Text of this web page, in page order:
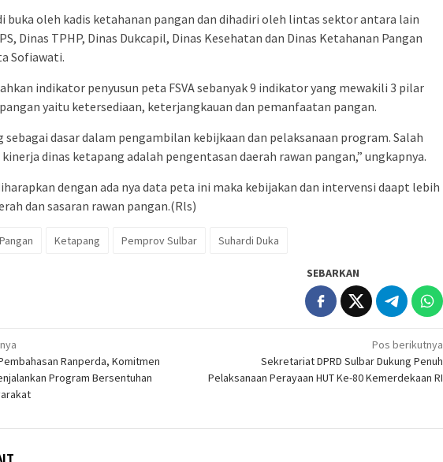
buka oleh kadis ketahanan pangan dan dihadiri oleh lintas sektor antara lain
Dinas TPHP, Dinas Dukcapil, Dinas Kesehatan dan Dinas Ketahanan Pangan
Sofiawati.
indikator penyusun peta FSVA sebanyak 9 indikator yang mewakili 3 pilar
yaitu ketersediaan, keterjangkauan dan pemanfaatan pangan.
sebagai dasar dalam pengambilan kebijkaan dan pelaksanaan program. Salah
dinas ketapang adalah pengentasan daerah rawan pangan,” ungkapnya.
dengan ada nya data peta ini maka kebijakan dan intervensi daapt lebih
dan sasaran rawan pangan.(Rls)
Ketapang Pemprov Sulbar Suhardi Duka
SEBARKAN
Ranperda, Komitmen
Program Bersentuhan
Pos berikutnya
Sekretariat DPRD Sulbar Dukung Penuh
Pelaksanaan Perayaan HUT Ke-80 Kemerdekaan RI